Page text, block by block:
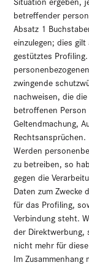
betreffender
Absatz 1
einzulegen; dies
gestütztes
zwingende
nachweisen, die
betroffenen
Geltendmachung,
Rechtsansprüchen.
Werden
zu betreiben, so
gegen die
Daten zum Zwecke
für das Profiling,
Verbindung steht.
der Direktwerbung,
nicht mehr für
Im